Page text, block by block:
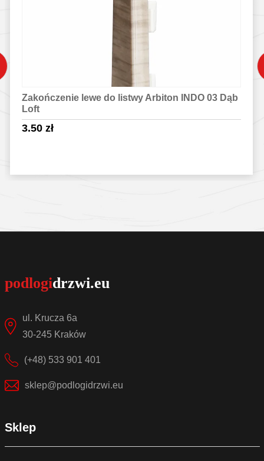
Zakończenie lewe do listwy Arbiton INDO 03 Dąb
Loft
3.50 zł
ul. Krucza 6a
30-245 Kraków
(+48) 533 901 401
sklep@podlogidrzwi.eu
Sklep